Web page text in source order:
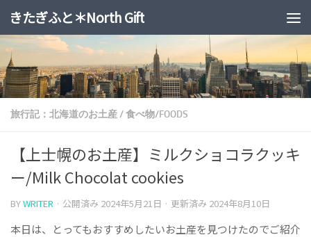
コンテンツへスキップ
きたぎふと＊North Gift
旅行記：北海道のお土産/食べ物/FOODS
【上士幌のお土産】ミルクショコラクッキ
ー/Milk Chocolat cookies
BYWRITER · 公開済み 2024年5月21日 · 更新済み 2024年8月10日
本日は、とってもおすすめしたいお土産を見つけたのでご紹介